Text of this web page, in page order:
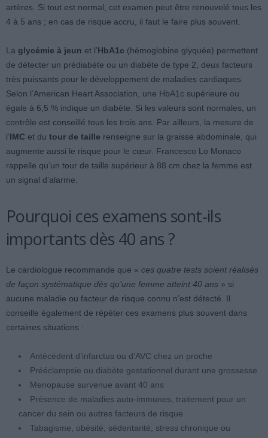
artères. Si tout est normal, cet examen peut être renouvelé tous les
4 à 5 ans ; en cas de risque accru, il faut le faire plus souvent.
La glycémie à jeun et l’HbA1c (hémoglobine glyquée) permettent
de détecter un prédiabète ou un diabète de type 2, deux facteurs
très puissants pour le développement de maladies cardiaques.
Selon l’American Heart Association, une HbA1c supérieure ou
égale à 6,5 % indique un diabète. Si les valeurs sont normales, un
contrôle est conseillé tous les trois ans. Par ailleurs, la mesure de
l’IMC et du tour de taille renseigne sur la graisse abdominale, qui
augmente aussi le risque pour le cœur. Francesco Lo Monaco
rappelle qu’un tour de taille supérieur à 88 cm chez la femme est
un signal d’alarme.
Pourquoi ces examens sont-ils
importants dès 40 ans ?
Le cardiologue recommande que « ces quatre tests soient réalisés
de façon systématique dès qu’une femme atteint 40 ans » si
aucune maladie ou facteur de risque connu n’est détecté. Il
conseille également de répéter ces examens plus souvent dans
certaines situations :
Antécédent d’infarctus ou d’AVC chez un proche
Prééclampsie ou diabète gestationnel durant une grossesse
Menopause survenue avant 40 ans
Présence de maladies auto-immunes, traitement pour un
cancer du sein ou autres facteurs de risque
Tabagisme, obésité, sédentarité, stress chronique ou